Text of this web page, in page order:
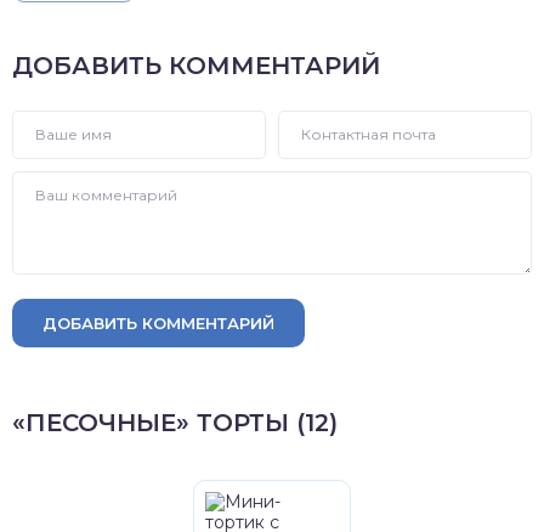
ДОБАВИТЬ КОММЕНТАРИЙ
ДОБАВИТЬ КОММЕНТАРИЙ
«ПЕСОЧНЫЕ» ТОРТЫ (12)